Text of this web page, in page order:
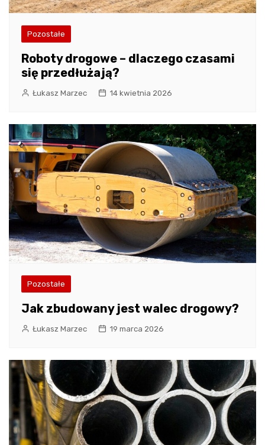
Pozostałe
Roboty drogowe – dlaczego czasami
się przedłużają?
Łukasz Marzec 14 kwietnia 2026
Pozostałe
Jak zbudowany jest walec drogowy?
Łukasz Marzec 19 marca 2026